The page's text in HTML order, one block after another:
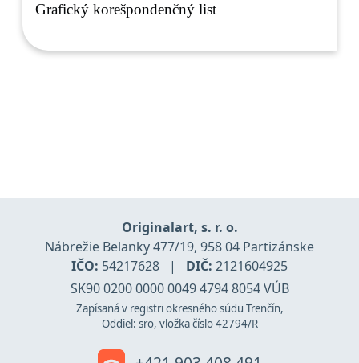
Grafický korešpondenčný list
Originalart, s. r. o.
Nábrežie Belanky 477/19, 958 04 Partizánske
IČO: 54217628 | DIČ: 2121604925
SK90 0200 0000 0049 4794 8054 VÚB
Zapísaná v registri okresného súdu Trenčín,
Oddiel: sro, vložka číslo 42794/R